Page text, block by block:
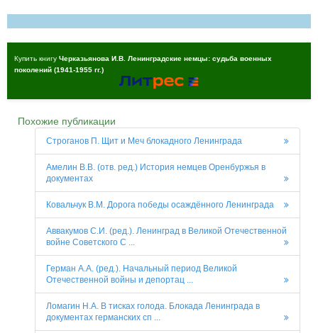
Купить книгу Черказьянова И.В. Ленинградские немцы: судьба военных
поколений (1941-1955 гг.)
Похожие публикации
Строганов П. Щит и Меч блокадного Ленинграда
Амелин В.В. (отв. ред.) История немцев Оренбуржья в
документах
Ковальчук В.М. Дорога победы осаждённого Ленинграда
Аввакумов С.И. (ред.). Ленинград в Великой Отечественной
войне Советского С ...
Герман А.А. (ред.). Начальный период Великой
Отечественной войны и депортац ...
Ломагин Н.А. В тисках голода. Блокада Ленинграда в
документах германских сп ...